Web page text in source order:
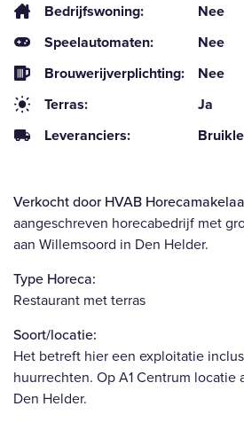
Bedrijfswoning:
Nee
Speelautomaten:
Nee
Brouwerijverplichting:
Nee
Terras:
Ja
Leveranciers:
Verkocht door HVAB
aangeschreven horecabedrijf met
aan Willemsoord in Den Helder.
Type Horeca:
Restaurant met terras
Soort/locatie:
Het betreft hier een exploitatie
huurrechten. Op A1 Centrum locatie
Den Helder.